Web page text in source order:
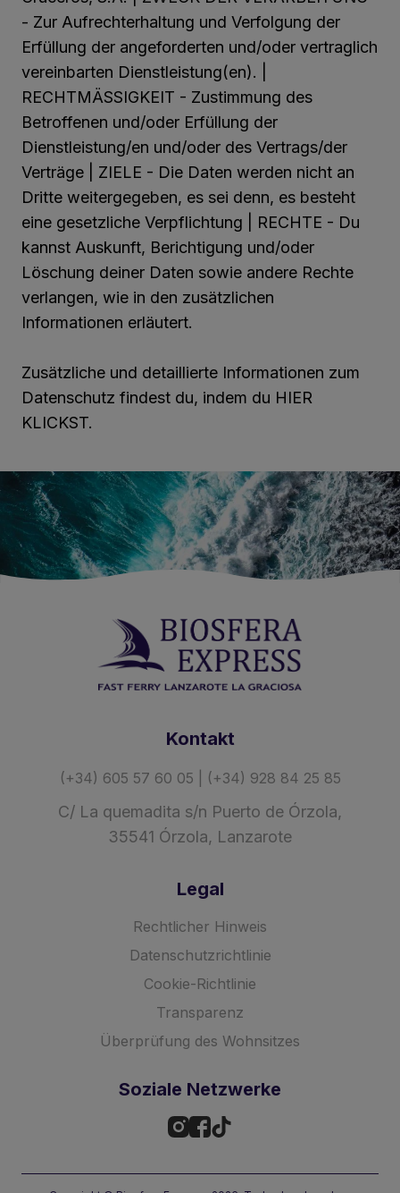
- Zur Aufrechterhaltung und Verfolgung der
Erfüllung der angeforderten und/oder vertraglich
vereinbarten Dienstleistung(en). |
RECHTMÄSSIGKEIT - Zustimmung des
Betroffenen und/oder Erfüllung der
Dienstleistung/en und/oder des Vertrags/der
Verträge | ZIELE - Die Daten werden nicht an
Dritte weitergegeben, es sei denn, es besteht
eine gesetzliche Verpflichtung | RECHTE - Du
kannst Auskunft, Berichtigung und/oder
Löschung deiner Daten sowie andere Rechte
verlangen, wie in den zusätzlichen
Informationen erläutert.
Zusätzliche und detaillierte Informationen zum
Datenschutz findest du, indem du HIER
KLICKST.
Kontakt
(+34) 605 57 60 05 | (+34) 928 84 25 85
C/ La quemadita s/n Puerto de Órzola,
35541 Órzola, Lanzarote
Legal
Rechtlicher Hinweis
Datenschutzrichtlinie
Cookie-Richtlinie
Transparenz
Überprüfung des Wohnsitzes
Soziale Netzwerke